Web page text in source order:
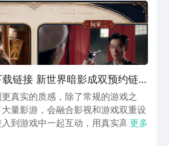
链接 新世界暗影成双预约链
真实的质感，除了常规的游戏之
量影游，会融合影视和游戏双重设
到游戏中一起互动，用真实高清的
同挑战，新世界暗影成双下载链接
更多